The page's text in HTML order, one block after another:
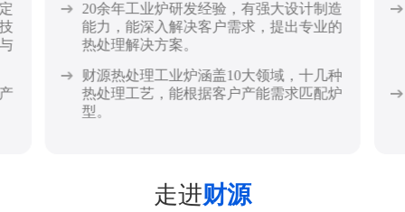
20余年工业炉研发经验，有强大设计制造
能力，能深入解决客户需求，提出专业的
热处理解决方案。
财源热处理工业炉涵盖10大领域，十几种
热处理工艺，能根据客户产能需求匹配炉
型。
走进财源